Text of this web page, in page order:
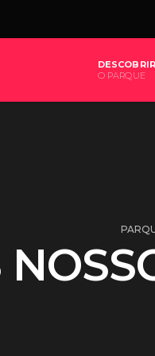
DESCOBRIR
O PARQUE